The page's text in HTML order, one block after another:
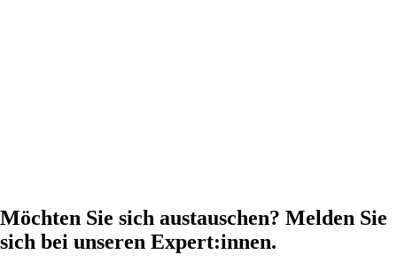
Möchten Sie sich austauschen? Melden Sie
sich bei unseren Expert:innen.